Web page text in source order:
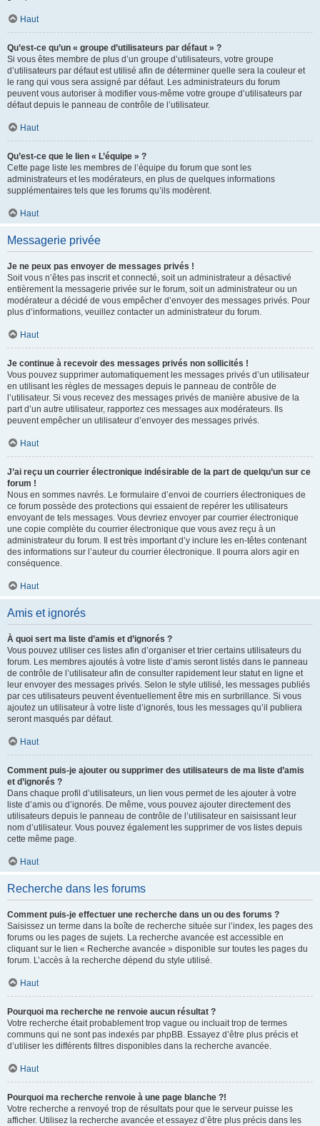
Haut
Qu’est-ce qu’un « groupe d’utilisateurs par défaut » ?
Si vous êtes membre de plus d’un groupe d’utilisateurs, votre groupe
d’utilisateurs par défaut est utilisé afin de déterminer quelle sera la couleur et
le rang qui vous sera assigné par défaut. Les administrateurs du forum
peuvent vous autoriser à modifier vous-même votre groupe d’utilisateurs par
défaut depuis le panneau de contrôle de l’utilisateur.
Haut
Qu’est-ce que le lien « L’équipe » ?
Cette page liste les membres de l’équipe du forum que sont les
administrateurs et les modérateurs, en plus de quelques informations
supplémentaires tels que les forums qu’ils modèrent.
Haut
Messagerie privée
Je ne peux pas envoyer de messages privés !
Soit vous n’êtes pas inscrit et connecté, soit un administrateur a désactivé
entièrement la messagerie privée sur le forum, soit un administrateur ou un
modérateur a décidé de vous empêcher d’envoyer des messages privés. Pour
plus d’informations, veuillez contacter un administrateur du forum.
Haut
Je continue à recevoir des messages privés non sollicités !
Vous pouvez supprimer automatiquement les messages privés d’un utilisateur
en utilisant les règles de messages depuis le panneau de contrôle de
l’utilisateur. Si vous recevez des messages privés de manière abusive de la
part d’un autre utilisateur, rapportez ces messages aux modérateurs. Ils
peuvent empêcher un utilisateur d’envoyer des messages privés.
Haut
J’ai reçu un courrier électronique indésirable de la part de quelqu’un sur ce
forum !
Nous en sommes navrés. Le formulaire d’envoi de courriers électroniques de
ce forum possède des protections qui essaient de repérer les utilisateurs
envoyant de tels messages. Vous devriez envoyer par courrier électronique
une copie complète du courrier électronique que vous avez reçu à un
administrateur du forum. Il est très important d’y inclure les en-têtes contenant
des informations sur l’auteur du courrier électronique. Il pourra alors agir en
conséquence.
Haut
Amis et ignorés
À quoi sert ma liste d’amis et d’ignorés ?
Vous pouvez utiliser ces listes afin d’organiser et trier certains utilisateurs du
forum. Les membres ajoutés à votre liste d’amis seront listés dans le panneau
de contrôle de l’utilisateur afin de consulter rapidement leur statut en ligne et
leur envoyer des messages privés. Selon le style utilisé, les messages publiés
par ces utilisateurs peuvent éventuellement être mis en surbrillance. Si vous
ajoutez un utilisateur à votre liste d’ignorés, tous les messages qu’il publiera
seront masqués par défaut.
Haut
Comment puis-je ajouter ou supprimer des utilisateurs de ma liste d’amis
et d’ignorés ?
Dans chaque profil d’utilisateurs, un lien vous permet de les ajouter à votre
liste d’amis ou d’ignorés. De même, vous pouvez ajouter directement des
utilisateurs depuis le panneau de contrôle de l’utilisateur en saisissant leur
nom d’utilisateur. Vous pouvez également les supprimer de vos listes depuis
cette même page.
Haut
Recherche dans les forums
Comment puis-je effectuer une recherche dans un ou des forums ?
Saisissez un terme dans la boîte de recherche située sur l’index, les pages des
forums ou les pages de sujets. La recherche avancée est accessible en
cliquant sur le lien « Recherche avancée » disponible sur toutes les pages du
forum. L’accès à la recherche dépend du style utilisé.
Haut
Pourquoi ma recherche ne renvoie aucun résultat ?
Votre recherche était probablement trop vague ou incluait trop de termes
communs qui ne sont pas indexés par phpBB. Essayez d’être plus précis et
d’utiliser les différents filtres disponibles dans la recherche avancée.
Haut
Pourquoi ma recherche renvoie à une page blanche ?!
Votre recherche a renvoyé trop de résultats pour que le serveur puisse les
afficher. Utilisez la recherche avancée et essayez d’être plus précis dans les